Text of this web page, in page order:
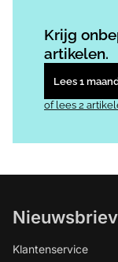
Krijg
artikelen.
Lees 1
of lees 2
Klantenservice